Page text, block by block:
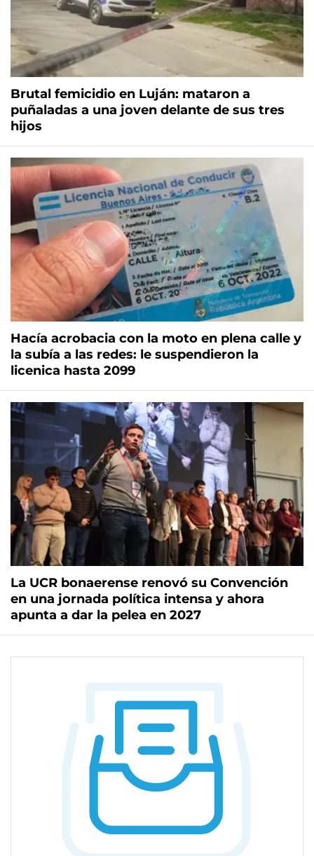
Brutal femicidio en Luján: mataron a
puñaladas a una joven delante de sus tres
hijos
Hacía acrobacia con la moto en plena calle y
la subía a las redes: le suspendieron la
licenica hasta 2099
La UCR bonaerense renovó su Convención
en una jornada política intensa y ahora
apunta a dar la pelea en 2027